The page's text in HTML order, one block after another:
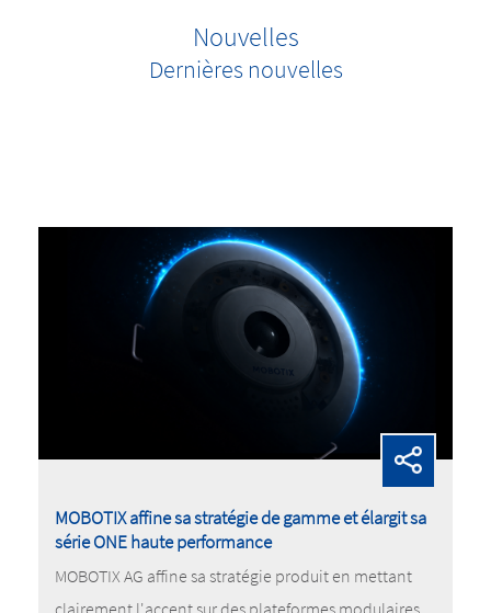
Nouvelles
Dernières nouvelles
MOBOTIX affine sa stratégie de gamme et élargit sa
série ONE haute performance
MOBOTIX AG affine sa stratégie produit en mettant